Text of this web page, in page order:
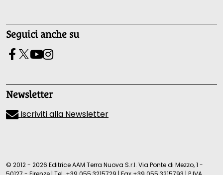
Seguici anche su
Newsletter
Iscriviti alla Newsletter
© 2012 - 2026 Editrice AAM Terra Nuova S.r.l. Via Ponte di Mezzo, 1 -